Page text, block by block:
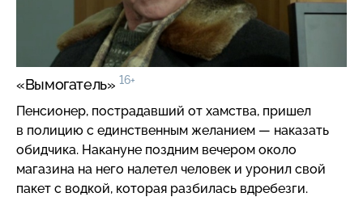
«Вымогатель» 16+
Пенсионер, пострадавший от хамства, пришел
в полицию с единственным желанием — наказать
обидчика. Накануне поздним вечером около
магазина на него налетел человек и уронил свой
пакет с водкой, которая разбилась вдребезги.